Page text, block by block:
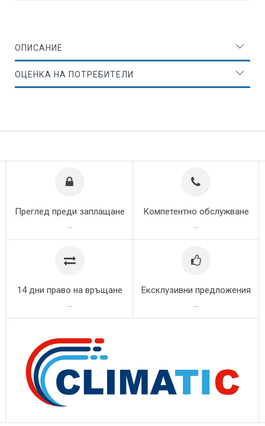
ОПИСАНИЕ
ОЦЕНКА НА ПОТРЕБИТЕЛИ
Преглед преди заплащане Компетентно обслужване
14 дни право на връщане Ексклузивни предложения